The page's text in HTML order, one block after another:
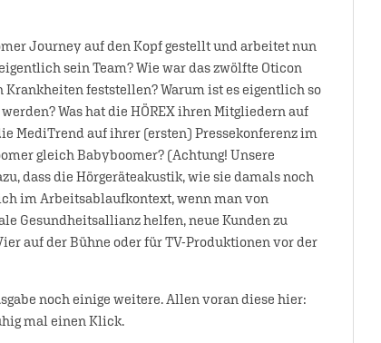
Journey auf den Kopf gestellt und arbeitet nun
sein Team? Wie war das zwölfte Oticon
feststellen? Warum ist es eigentlich so
Was hat die HÖREX ihren Mitgliedern auf
MediTrend auf ihrer (ersten) Pressekonferenz im
gleich Babyboomer? (Achtung! Unsere
dass die Hörgeräteakustik, wie sie damals noch
im Arbeitsablaufkontext, wenn man von
Gesundheitsallianz helfen, neue Kunden zu
auf der Bühne oder für TV-Produktionen vor der
noch einige weitere. Allen voran diese hier:
mal einen Klick.